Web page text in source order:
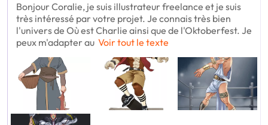
Bonjour Coralie, je suis illustrateur freelance et je suis
très intéressé par votre projet. Je connais très bien
l'univers de Où est Charlie ainsi que de l'Oktoberfest. Je
peux m'adapter au Voir tout le texte